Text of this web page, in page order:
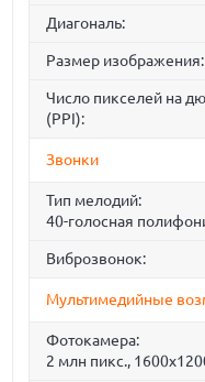
Диагональ:
Размер изображения:
Число пикселей на
(PPI):
Звонки
Тип мелодий:
40-голосная
Виброзвонок:
Мультимедийные
Фотокамера:
2 млн пикс.,